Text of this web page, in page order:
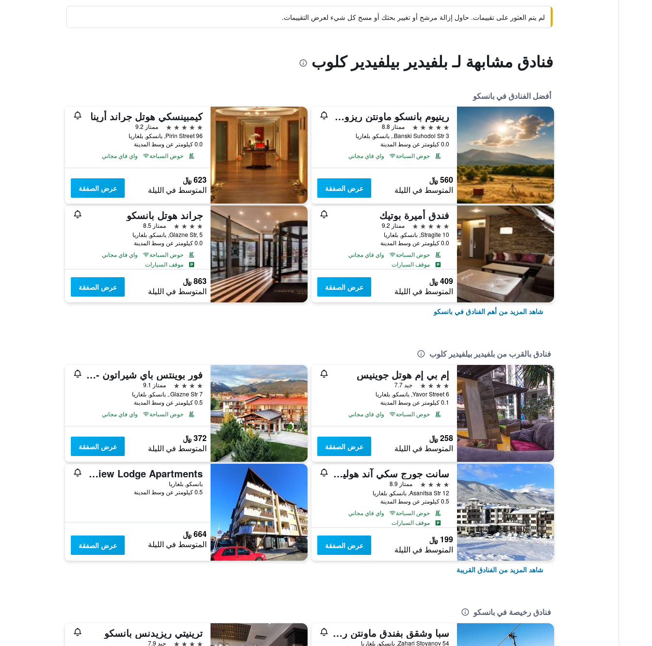
لم يتم العثور على تقييمات. حاول إزالة مرشح أو تغيير بحثك أو مسح كل شيء لعرض التقييمات.
فنادق مشابهة لـ بلفيدير بيلفيدير كلوب
أفضل الفنادق في بانسكو
رينيوم بانسكو ماونتن ريزورت
5 نجوم
ممتاز 8.8
3 Banski Suhodol Str., بانسكو, بلغاريا
0.0 كيلومتر عن وسط المدينة
حوض السباحة
واي فاي مجاني
560 ﷼
المتوسط في الليلة عرض الصفقة
كيمبينسكي هوتل جراند أرينا
5 نجوم
ممتاز 9.2
Pirin Street 96, بانسكو, بلغاريا
0.0 كيلومتر عن وسط المدينة
حوض السباحة
واي فاي مجاني
623 ﷼
المتوسط في الليلة عرض الصفقة
فندق أميرة بوتيك
5 نجوم
ممتاز 9.2
Stragite 10, بانسكو, بلغاريا
0.0 كيلومتر عن وسط المدينة
حوض السباحة
واي فاي مجاني
موقف السيارات
409 ﷼
المتوسط في الليلة عرض الصفقة
جراند هوتل بانسكو
4 نجوم
ممتاز 8.5
Glazne Str, 5, بانسكو, بلغاريا
0.0 كيلومتر عن وسط المدينة
حوض السباحة
واي فاي مجاني
موقف السيارات
863 ﷼
المتوسط في الليلة عرض الصفقة
شاهد المزيد من أهم الفنادق في بانسكو
فنادق بالقرب من بلفيدير بيلفيدير كلوب
إم بي إم هوتل جوينيس
4 نجوم
جيد 7.7
6 Yavor Street, بانسكو, بلغاريا
0.1 كيلومتر عن وسط المدينة
حوض السباحة
واي فاي مجاني
258 ﷼
المتوسط في الليلة عرض الصفقة
فور بوينتس باي شيراتون - بانسكو
4 نجوم
ممتاز 9.1
7 Glazne Str., بانسكو, بلغاريا
0.5 كيلومتر عن وسط المدينة
حوض السباحة
واي فاي مجاني
372 ﷼
المتوسط في الليلة عرض الصفقة
سانت جورج سكي آند هوليداي
4 نجوم
ممتاز 8.9
Asanitsa Str 12, بانسكو, بلغاريا
0.5 كيلومتر عن وسط المدينة
حوض السباحة
واي فاي مجاني
موقف السيارات
199 ﷼
المتوسط في الليلة عرض الصفقة
Mountview Lodge Apartments
بانسكو, بلغاريا
0.5 كيلومتر عن وسط المدينة
664 ﷼
المتوسط في الليلة عرض الصفقة
شاهد المزيد من الفنادق القريبة
فنادق رخيصة في بانسكو
سبا وشقق بفندق ماونتن رومانس
Zahari Stoyanov 54, بانسكو, بلغاريا
ترينيتي ريزيدنس بانسكو
4 نجوم جيد 7.9